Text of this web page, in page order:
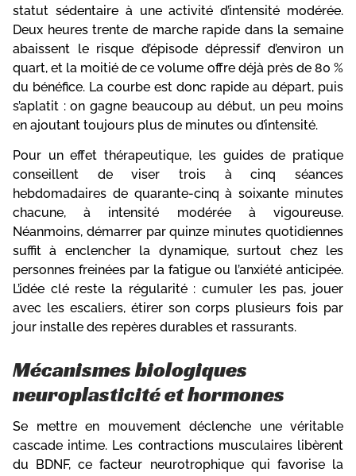
statut sédentaire à une activité d’intensité modérée.
Deux heures trente de marche rapide dans la semaine
abaissent le risque d’épisode dépressif d’environ un
quart, et la moitié de ce volume offre déjà près de 80 %
du bénéfice. La courbe est donc rapide au départ, puis
s’aplatit : on gagne beaucoup au début, un peu moins
en ajoutant toujours plus de minutes ou d’intensité.
Pour un effet thérapeutique, les guides de pratique
conseillent de viser trois à cinq séances
hebdomadaires de quarante-cinq à soixante minutes
chacune, à intensité modérée à vigoureuse.
Néanmoins, démarrer par quinze minutes quotidiennes
suffit à enclencher la dynamique, surtout chez les
personnes freinées par la fatigue ou l’anxiété anticipée.
L’idée clé reste la régularité : cumuler les pas, jouer
avec les escaliers, étirer son corps plusieurs fois par
jour installe des repères durables et rassurants.
Mécanismes biologiques
neuroplasticité et hormones
Se mettre en mouvement déclenche une véritable
cascade intime. Les contractions musculaires libèrent
du BDNF, ce facteur neurotrophique qui favorise la